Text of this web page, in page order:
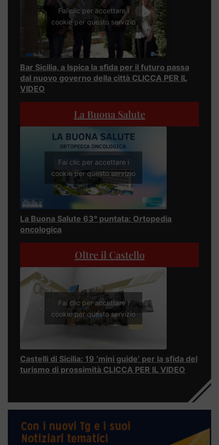
Fai clic per accettare i
cookie per questo servizio
Bar Sicilia, a Ispica la sfida per il futuro passa
dal nuovo governo della città CLICCA PER IL
VIDEO
La Buona Salute
Fai clic per accettare i
cookie per questo servizio
La Buona Salute 63° puntata: Ortopedia
oncologica
Oltre il Castello
Fai clic per accettare i
cookie per questo servizio
Castelli di Sicilia: 19 ‘mini guide’ per la sfida del
turismo di prossimità CLICCA PER IL VIDEO